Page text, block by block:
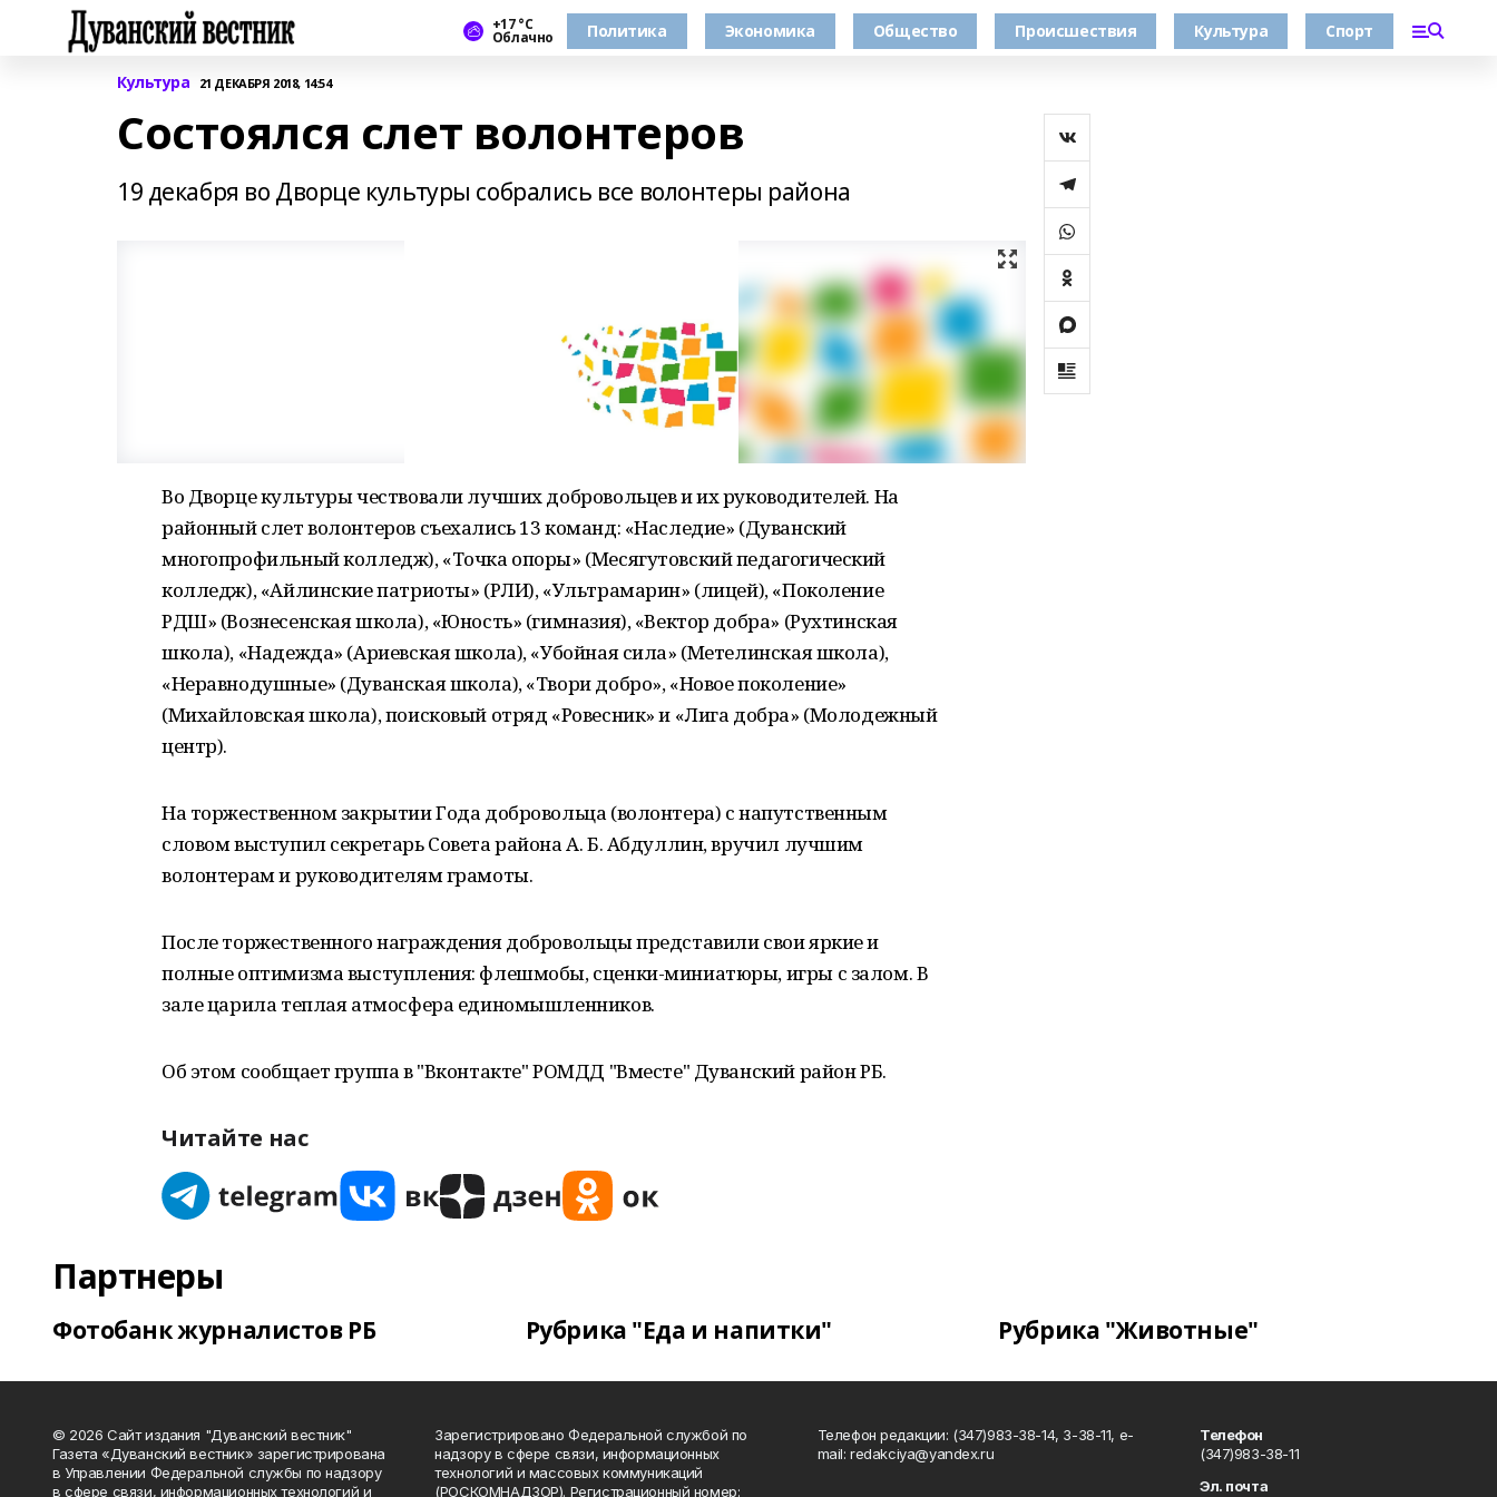
+17 °С
Облачно Политика Экономика Общество Происшествия Культура Спорт
Культура 21 ДЕКАБРЯ 2018, 14:54
Состоялся слет волонтеров
19 декабря во Дворце культуры собрались все волонтеры района
Во Дворце культуры чествовали лучших добровольцев и их руководителей. На
районный слет волонтеров съехались 13 команд: «Наследие» (Дуванский
многопрофильный колледж), «Точка опоры» (Месягутовский педагогический
колледж), «Айлинские патриоты» (РЛИ), «Ультрамарин» (лицей), «Поколение
РДШ» (Вознесенская школа), «Юность» (гимназия), «Вектор добра» (Рухтинская
школа), «Надежда» (Ариевская школа), «Убойная сила» (Метелинская школа),
«Неравнодушные» (Дуванская школа), «Твори добро», «Новое поколение»
(Михайловская школа), поисковый отряд «Ровесник» и «Лига добра» (Молодежный
центр).
На торжественном закрытии Года добровольца (волонтера) с напутственным
словом выступил секретарь Совета района А. Б. Абдуллин, вручил лучшим
волонтерам и руководителям грамоты.
После торжественного награждения добровольцы представили свои яркие и
полные оптимизма выступления: флешмобы, сценки-миниатюры, игры с залом. В
зале царила теплая атмосфера единомышленников.
Об этом сообщает группа в "Вконтакте" РОМДД "Вместе" Дуванский район РБ.
Читайте нас
Партнеры
Фотобанк журналистов РБ Рубрика "Еда и напитки" Рубрика "Животные"
© 2026 Сайт издания "Дуванский вестник"
Газета «Дуванский вестник» зарегистрирована
в Управлении Федеральной службы по надзору
в сфере связи, информационных технологий и
Зарегистрировано Федеральной службой по
надзору в сфере связи, информационных
технологий и массовых коммуникаций
(РОСКОМНАДЗОР). Регистрационный номер:
Телефон редакции: (347)983-38-14, 3-38-11, e-
mail: redakciya@yandex.ru
Телефон
(347)983-38-11
Эл. почта